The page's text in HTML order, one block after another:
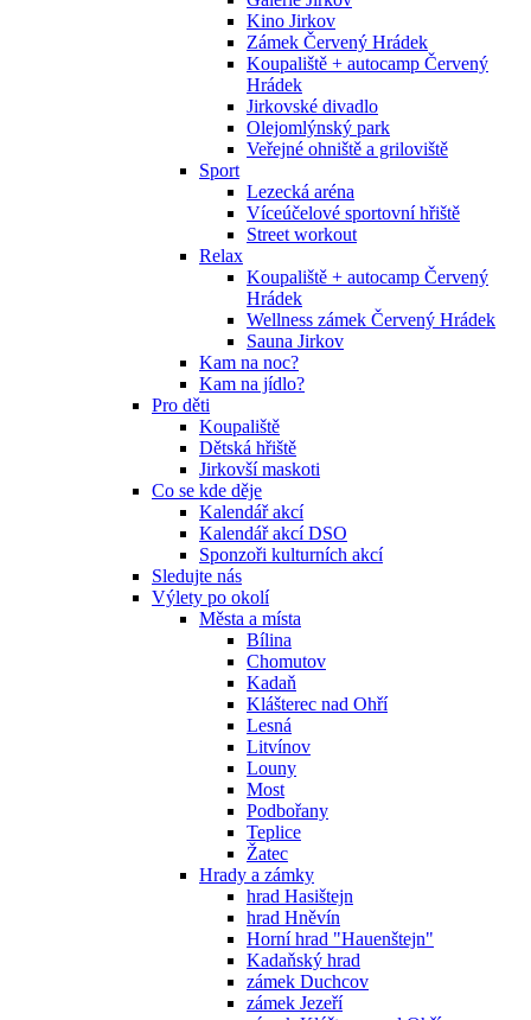
Kino Jirkov
Zámek Červený Hrádek
Koupaliště + autocamp Červený
Hrádek
Jirkovské divadlo
Olejomlýnský park
Veřejné ohniště a griloviště
Sport
Lezecká aréna
Víceúčelové sportovní hřiště
Street workout
Relax
Koupaliště + autocamp Červený
Hrádek
Wellness zámek Červený Hrádek
Sauna Jirkov
Kam na noc?
Kam na jídlo?
Pro děti
Koupaliště
Dětská hřiště
Jirkovší maskoti
Co se kde děje
Kalendář akcí
Kalendář akcí DSO
Sponzoři kulturních akcí
Sledujte nás
Výlety po okolí
Města a místa
Bílina
Chomutov
Kadaň
Klášterec nad Ohří
Lesná
Litvínov
Louny
Most
Podbořany
Teplice
Žatec
Hrady a zámky
hrad Hasištejn
hrad Hněvín
Horní hrad "Hauenštejn"
Kadaňský hrad
zámek Duchcov
zámek Jezeří